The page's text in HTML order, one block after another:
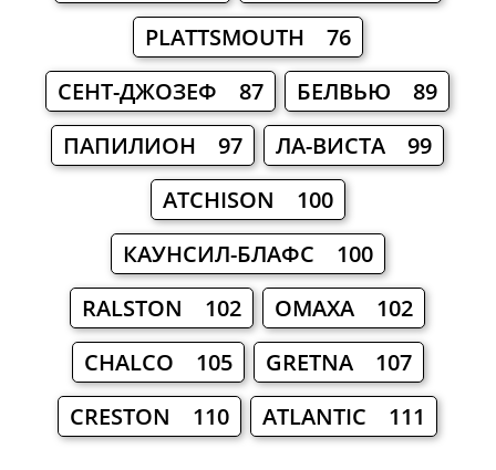
PLATTSMOUTH 76
СЕНТ-ДЖОЗЕФ 87
БЕЛВЬЮ 89
ПАПИЛИОН 97
ЛА-ВИСТА 99
ATCHISON 100
КАУНСИЛ-БЛАФС 100
RALSTON 102
ОМАХА 102
CHALCO 105
GRETNA 107
CRESTON 110
ATLANTIC 111